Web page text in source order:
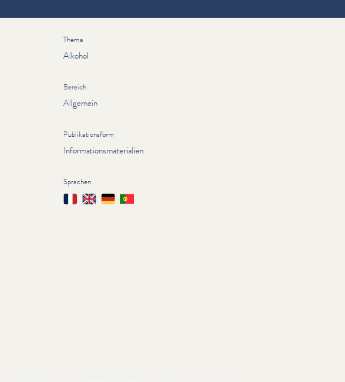
Thema
Alkohol
Bereich
Allgemein
Publikationsform
Informationsmaterialien
Sprachen
FrançaisEnglishDeutschPortuguês